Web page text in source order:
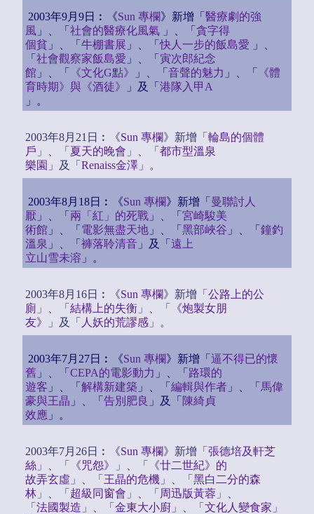
2003年9月9日︰《Sun 專欄》新增「 醫療劇的強
風 」、「 社會的醫療化風氣 」、「 貪字得
個貧 」、「 牛棚書展 」、「快人一步的飯島愛
」、
「 社會觀察家飯島愛 」、「 寅次郎紀念
館 」、「 《文化G點》 」、「 音聲的魅力 」、「
《體
育時期》與《酒徒》
」及「 港隊入甲A
」。
2003年8月21日︰《Sun 專欄》新增「 輪島的個體
戶 」、「 夏天的晚會 」、「 都市型溫泉
樂園 」及「 Renaiss金澤 」。
2003年8月18日︰《Sun 專欄》新增「 曼聯討人
厭 」、「 兩「紅」的死戰 」、「 宮崎駿美
術館 」、「 電影無盡天地 」、「 黑部峽谷 」、「 鐘釣
溫泉 」、「 褲落聆清音 」及「 遠上
立山雪未溶 」。
2003年8月16日︰《Sun 專欄》新增「 公路上的公
廁 」、「 結構上的失衡 」、「
《炮製女朋
友》
」及「 人妖的荒謬感 」。
2003年7月27日︰《Sun 專欄》新增「 逼不得已的懷
舊 」、「 CEPA的電影動力 」、「 路環的
遊客 」、「 解構新建築 」、「 編輯與作者 」、「 馬偉
豪與王晶 」、「 告別肥良 」及「 陳綺貞
效應 」。
2003年7月26日︰《Sun 專欄》新增「 張德培及軒芝
絲 」、「 《咒怨》 」、「
《廿二世紀》的
故弄玄虛 」、「 王晶的危機 」、「 黑白二分的森
林 」、「 超級同窗會 」、「 周迅版黃蓉 」、
「 法國製造 」、「 金東大小廚 」、「 文化人變食家 」